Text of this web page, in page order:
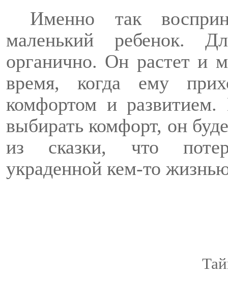
Именно так
маленький ребенок.
органично. Он растет и
время, когда ему
комфортом и
выбирать комфорт, он
из сказки, что
украденной кем-то